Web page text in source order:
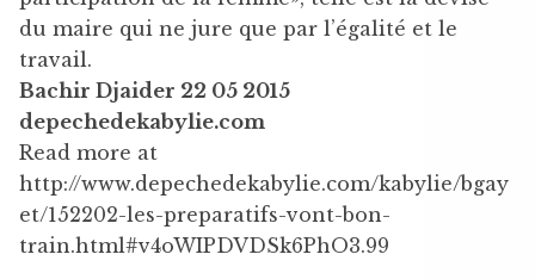
du maire qui ne jure que par l’égalité et le
travail.
Bachir Djaider 22 05 2015
depechedekabylie.com
Read more at
http://www.depechedekabylie.com/kabylie/bgay
et/152202-les-preparatifs-vont-bon-
train.html#v4oWIPDVDSk6PhO3.99